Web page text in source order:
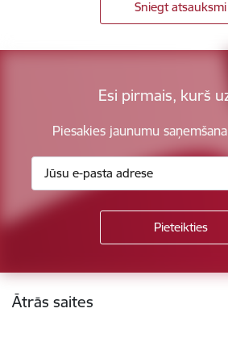
Sniegt atsauksmi
Esi pirmais, kurš
Piesakies jaunumu
Kājene
Ātrās saites